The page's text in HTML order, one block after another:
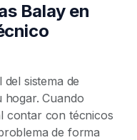
Balay en
sistema de
hogar. Cuando
contar con técnicos
de forma